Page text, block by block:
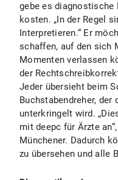
gebe es diagnostische
kosten. „In der Regel
Interpretieren.“ Er
schaffen, auf den sich
Momenten verlassen
der
Jeder übersieht beim
Buchstabendreher,
unterkringelt wird.
mit deepc für Ärzte
Münchener. Dadurch
zu übersehen und alle